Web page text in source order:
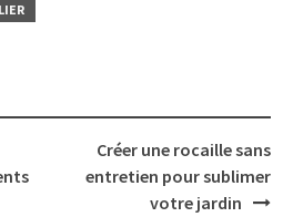
Créer une rocaille sans
entretien pour sublimer
votre jardin